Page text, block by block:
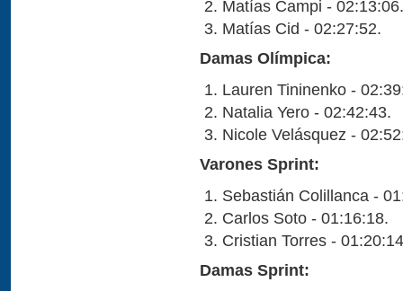
Matías Campi - 02:13:06.
Matías Cid - 02:27:52.
Damas Olímpica:
Lauren Tininenko -
Natalia Yero - 02:42:43.
Nicole Velásquez -
Varones Sprint:
Sebastián Colillanca -
Carlos Soto - 01:16:18.
Cristian Torres -
Damas Sprint: